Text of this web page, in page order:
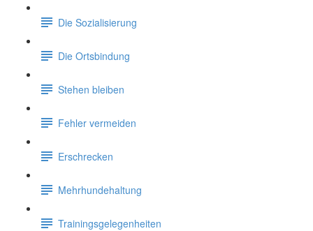
Die Sozialisierung
Die Ortsbindung
Stehen bleiben
Fehler vermeiden
Erschrecken
Mehrhundehaltung
Trainingsgelegenheiten